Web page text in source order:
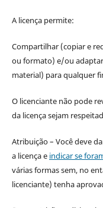
A licença permite:
Compartilhar (copiar e
ou formato) e/ou
material) para qualquer
O licenciante não pode
da licença sejam
Atribuição – Você deve
a licença e indicar se
várias formas sem, no
licenciante) tenha